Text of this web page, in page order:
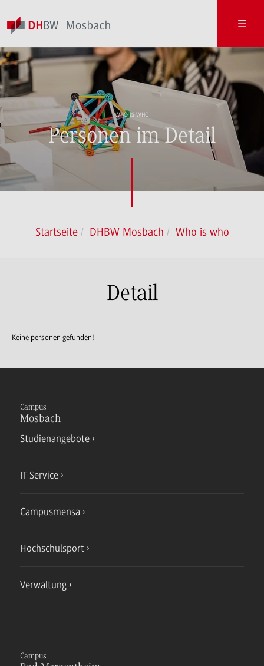
WHO IS WHO
Personen im Detail
Startseite DHBW Mosbach Who is who
Detail
Keine personen gefunden!
Campus
Mosbach
Studienangebote
IT Service
Campusmensa
Hochschulsport
Verwaltung
Campus